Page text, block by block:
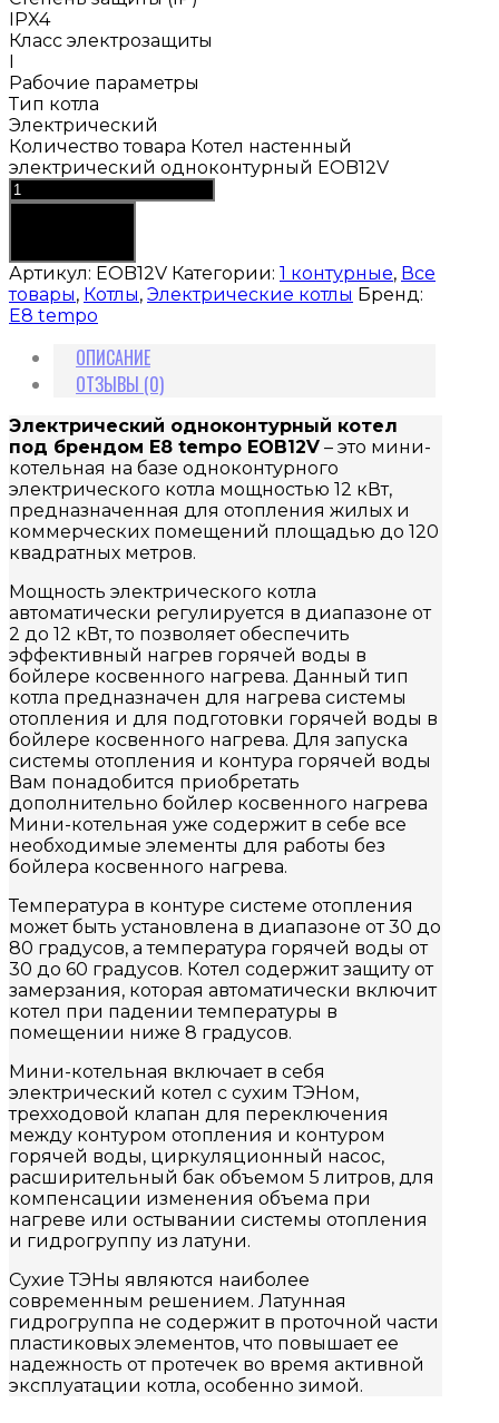
IPX4
Класс электрозащиты
I
Рабочие параметры
Тип котла
Электрический
Количество товара Котел настенный
электрический одноконтурный EOB12V
Артикул: EOB12V Категории: 1 контурные, Все
товары, Котлы, Электрические котлы Бренд:
E8 tempo
ОПИСАНИЕ
ОТЗЫВЫ (0)
Электрический одноконтурный котел
под брендом E8 tempo EOB12V – это мини-
котельная на базе одноконтурного
электрического котла мощностью 12 кВт,
предназначенная для отопления жилых и
коммерческих помещений площадью до 120
квадратных метров.
Мощность электрического котла
автоматически регулируется в диапазоне от
2 до 12 кВт, то позволяет обеспечить
эффективный нагрев горячей воды в
бойлере косвенного нагрева. Данный тип
котла предназначен для нагрева системы
отопления и для подготовки горячей воды в
бойлере косвенного нагрева. Для запуска
системы отопления и контура горячей воды
Вам понадобится приобретать
дополнительно бойлер косвенного нагрева
Мини-котельная уже содержит в себе все
необходимые элементы для работы без
бойлера косвенного нагрева.
Температура в контуре системе отопления
может быть установлена в диапазоне от 30 до
80 градусов, а температура горячей воды от
30 до 60 градусов. Котел содержит защиту от
замерзания, которая автоматически включит
котел при падении температуры в
помещении ниже 8 градусов.
Мини-котельная включает в себя
электрический котел с сухим ТЭНом,
трехходовой клапан для переключения
между контуром отопления и контуром
горячей воды, циркуляционный насос,
расширительный бак объемом 5 литров, для
компенсации изменения объема при
нагреве или остывании системы отопления
и гидрогруппу из латуни.
Сухие ТЭНы являются наиболее
современным решением. Латунная
гидрогруппа не содержит в проточной части
пластиковых элементов, что повышает ее
надежность от протечек во время активной
эксплуатации котла, особенно зимой.